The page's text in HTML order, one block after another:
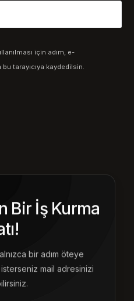
için adım, e-
tarayıcıya kaydedilsin.
Bir İş Kurma
bir adım öteye
mail adresinizi